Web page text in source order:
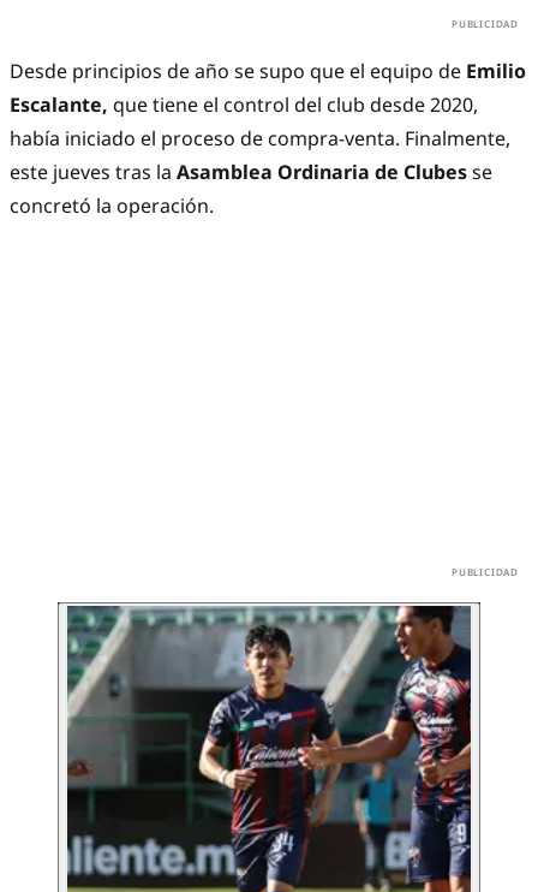
Desde principios de año se supo que el equipo de Emilio
Escalante, que tiene el control del club desde 2020,
había iniciado el proceso de compra-venta. Finalmente,
este jueves tras la Asamblea Ordinaria de Clubesse
concretó la operación.